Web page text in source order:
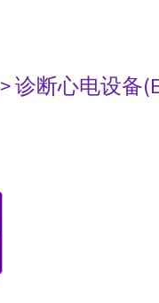
> 诊断心电设备